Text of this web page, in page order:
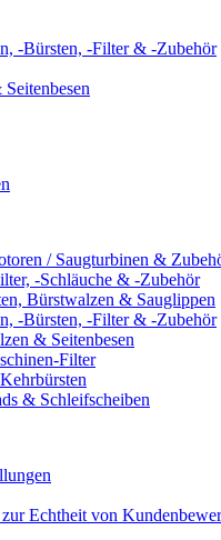
-Bürsten, -Filter & -Zubehör
/ Saugturbinen &
-Schläuche & -Zubehör
Bürstwalzen & Sauglippen
-Bürsten, -Filter & -Zubehör
& Seitenbesen
Filter
& Schleifscheiben
Echtheit von